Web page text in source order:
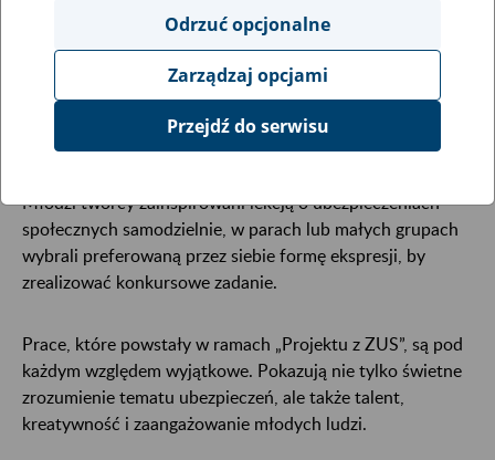
plastyków i twórców filmowych. Do etapu centralnego
zakwalifikowało się 39 prac.
Konkursowe zadanie nie było łatwe. Polegało na
wykonaniu plakatu, komiksu lub nagraniu filmu, który
Młodzi twórcy zainspirowani lekcją o ubezpieczeniach
społecznych samodzielnie, w parach lub małych grupach
wybrali preferowaną przez siebie formę ekspresji, by
zrealizować konkursowe zadanie.
Prace, które powstały w ramach „Projektu z ZUS”, są pod
każdym względem wyjątkowe. Pokazują nie tylko świetne
zrozumienie tematu ubezpieczeń, ale także talent,
kreatywność i zaangażowanie młodych ludzi.
Odrzuć opcjonalne
Zarządzaj opcjami
Przejdź do serwisu